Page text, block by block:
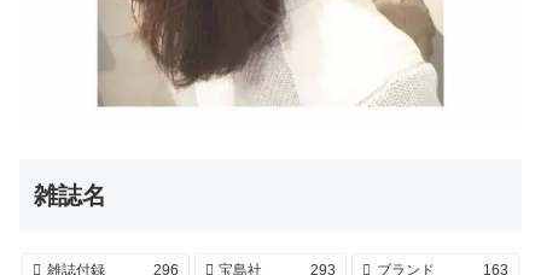
雑誌名
雑誌付録 296 宝島社 293 ブランド 163